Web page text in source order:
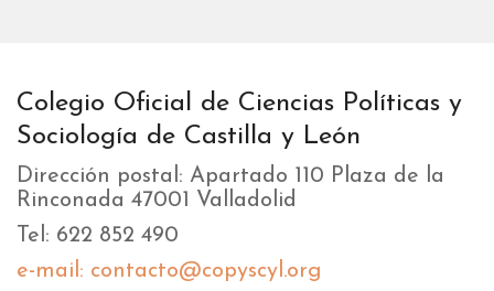
Colegio Oficial de Ciencias Políticas y
Sociología de Castilla y León
Dirección postal: Apartado 110 Plaza de la
Rinconada 47001 Valladolid
Tel: 622 852 490
e-mail: contacto@copyscyl.org